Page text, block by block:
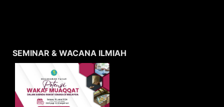
SEMINAR & WACANA ILMIAH